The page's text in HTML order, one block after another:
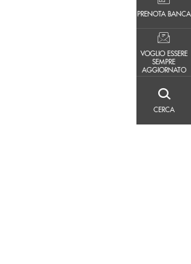
PRENOTA BANCA
VOGLIO ESSERE
SEMPRE
AGGIORNATO
CERCA